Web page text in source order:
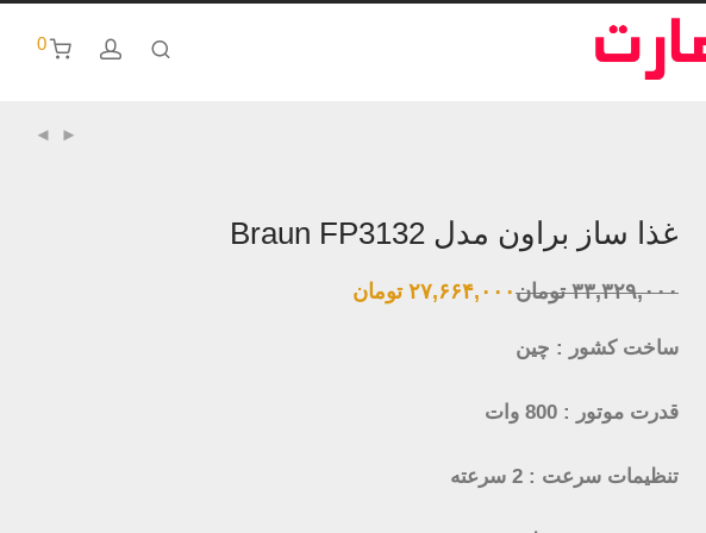
0
غذا ساز براون مدل Braun FP3132
۳۳,۳۲۹,۰۰۰ تومان۲۷,۶۶۴,۰۰۰ تومان
ساخت کشور : چین
قدرت موتور : 800 وات
تنظیمات سرعت : 2 سرعته